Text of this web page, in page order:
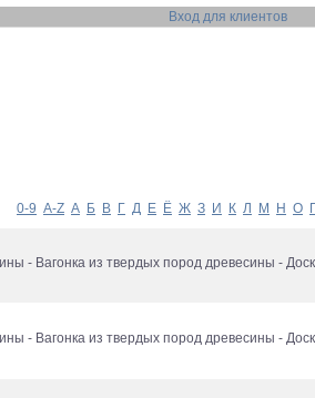
Вход для клиентов
0-9 A-Z А Б В Г Д Е Ё Ж З И К Л М Н О
- Вагонка из твердых пород древесины -
- Вагонка из твердых пород древесины -